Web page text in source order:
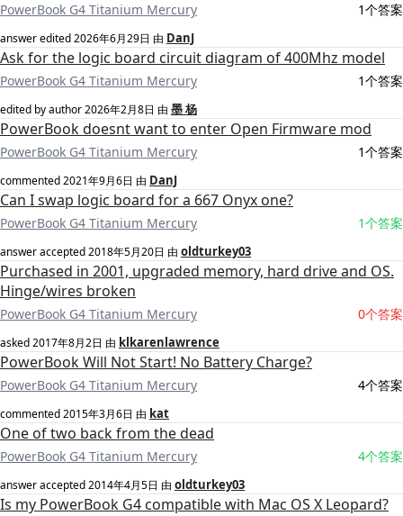
PowerBook G4 Titanium Mercury 1个答案
answer edited2026年6月29日 由 DanJ
Ask for the logic board circuit diagram of 400Mhz model
PowerBook G4 Titanium Mercury 1个答案
edited by author2026年2月8日 由 墨 杨
PowerBook doesnt want to enter Open Firmware mod
PowerBook G4 Titanium Mercury 1个答案
commented2021年9月6日 由 DanJ
Can I swap logic board for a 667 Onyx one?
PowerBook G4 Titanium Mercury 1个答案
answer accepted2018年5月20日 由 oldturkey03
Purchased in 2001, upgraded memory, hard drive and OS.
Hinge/wires broken
PowerBook G4 Titanium Mercury 0个答案
asked2017年8月2日 由 klkarenlawrence
PowerBook Will Not Start! No Battery Charge?
PowerBook G4 Titanium Mercury 4个答案
commented2015年3月6日 由 kat
One of two back from the dead
PowerBook G4 Titanium Mercury 4个答案
answer accepted2014年4月5日 由 oldturkey03
Is my PowerBook G4 compatible with Mac OS X Leopard?